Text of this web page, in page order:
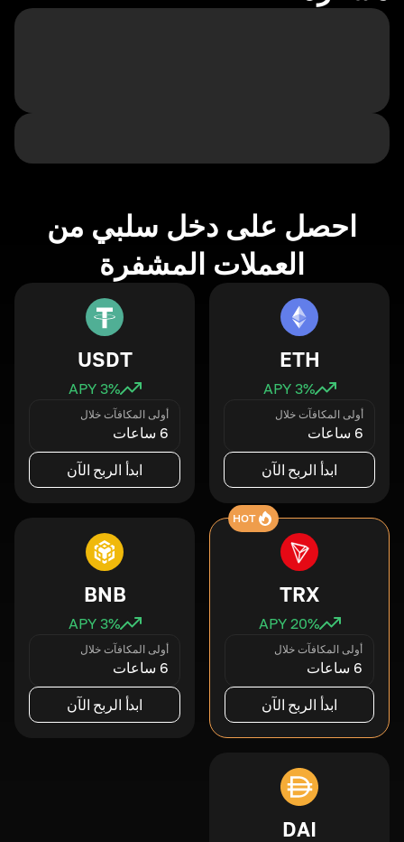
احصل على دخل سلبي من
العملات المشفرة
ETH
3% APY
أولى المكافآت خلال
6 ساعات
ابدأ الربح الآن
USDT
3% APY
أولى المكافآت خلال
6 ساعات
ابدأ الربح الآن
HOT
TRX
20% APY
أولى المكافآت خلال
6 ساعات
ابدأ الربح الآن
BNB
3% APY
أولى المكافآت خلال
6 ساعات
ابدأ الربح الآن
DAI